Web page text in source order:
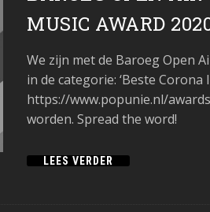
MUSIC AWARD
We zijn met de Baroeg Open
in de categorie: ‘Beste
https://www.popunie.nl/
worden. Spread the word!
LEES VERDER